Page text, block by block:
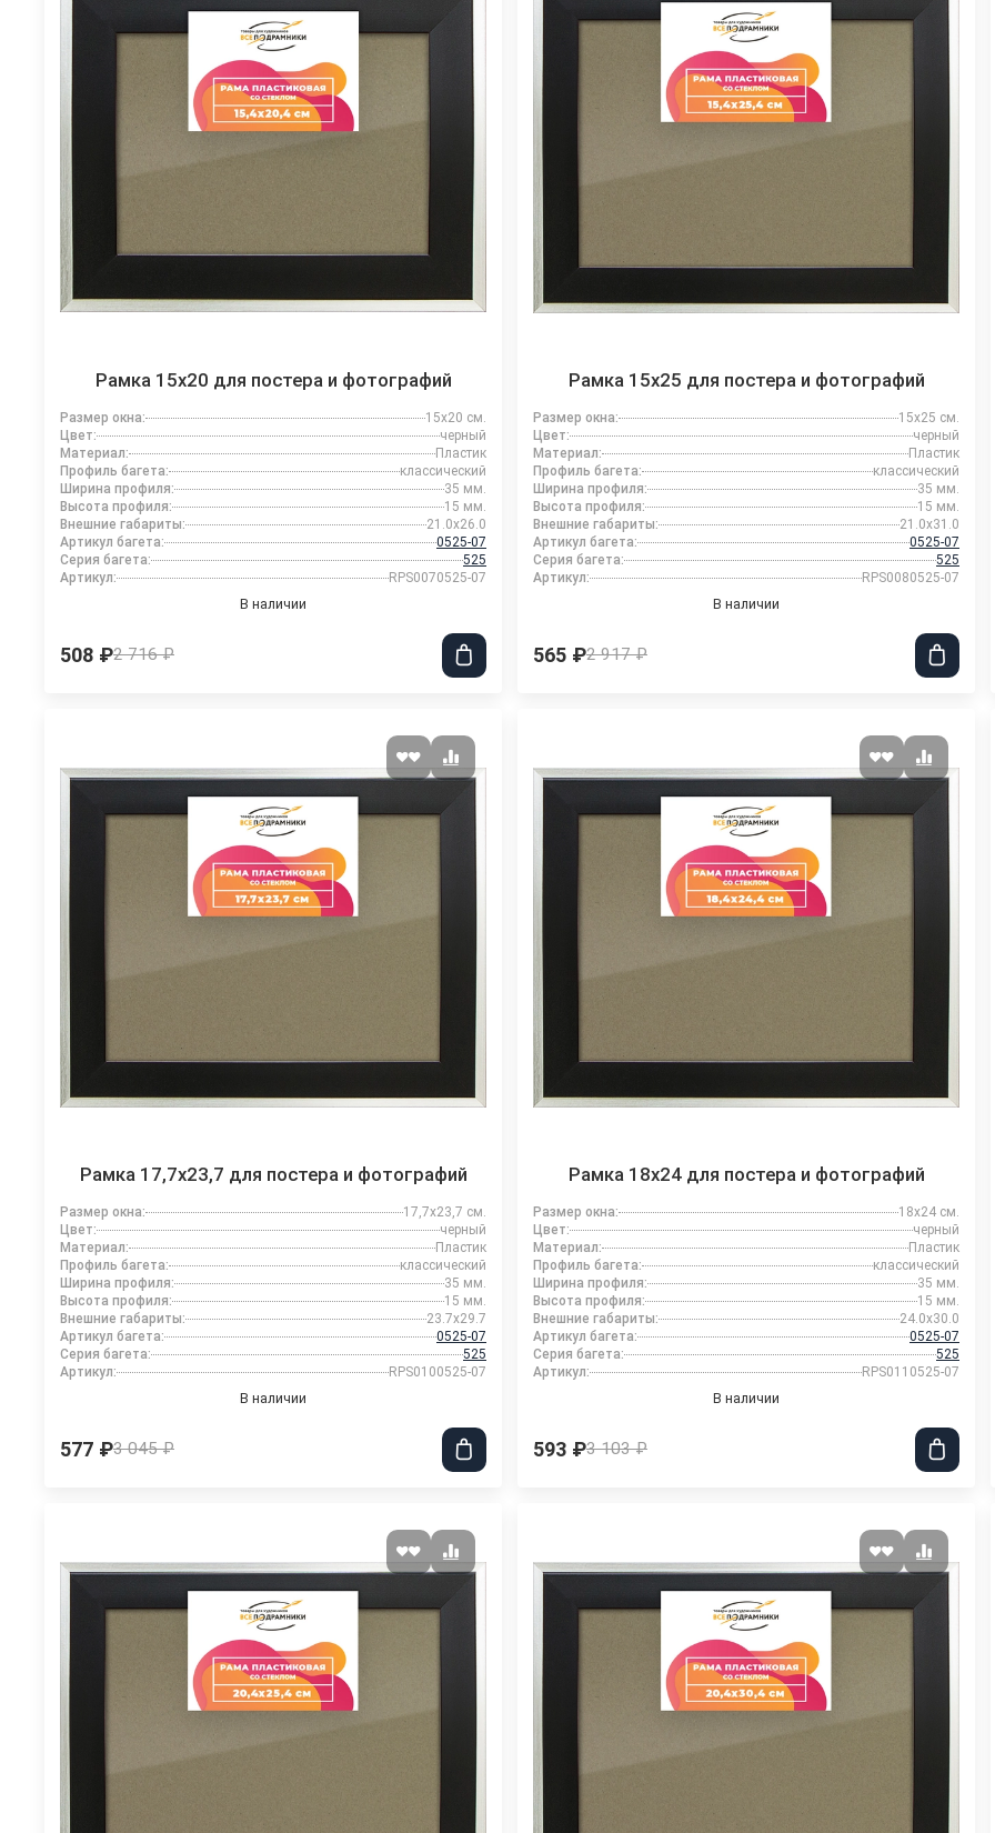
Рамка 15x20 для постера и фотографий
Размер окна:
15x20 см.
Цвет:
черный
Материал:
Пластик
Профиль багета:
классический
Ширина профиля:
35 мм.
Высота профиля:
15 мм.
Внешние габариты:
21.0x26.0
Артикул багета:
0525-07
Серия багета:
525
Артикул:
RPS0070525-07
В наличии
508 ₽2 716 ₽
Рамка 15x25 для постера и фотографий
Размер окна:
15x25 см.
Цвет:
черный
Материал:
Пластик
Профиль багета:
классический
Ширина профиля:
35 мм.
Высота профиля:
15 мм.
Внешние габариты:
21.0x31.0
Артикул багета:
0525-07
Серия багета:
525
Артикул:
RPS0080525-07
В наличии
565 ₽2 917 ₽
Рамка 17,7x23,7 для постера и фотографий
Размер окна:
17,7x23,7 см.
Цвет:
черный
Материал:
Пластик
Профиль багета:
классический
Ширина профиля:
35 мм.
Высота профиля:
15 мм.
Внешние габариты:
23.7x29.7
Артикул багета:
0525-07
Серия багета:
525
Артикул:
RPS0100525-07
В наличии
577 ₽3 045 ₽
Рамка 18x24 для постера и фотографий
Размер окна:
18x24 см.
Цвет:
черный
Материал:
Пластик
Профиль багета:
классический
Ширина профиля:
35 мм.
Высота профиля:
15 мм.
Внешние габариты:
24.0x30.0
Артикул багета:
0525-07
Серия багета:
525
Артикул:
RPS0110525-07
В наличии
593 ₽3 103 ₽